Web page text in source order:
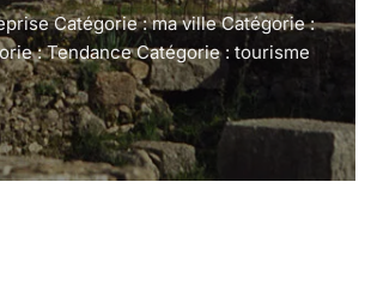
Catégorie : ma ville Catégorie :
: Tendance Catégorie : tourisme